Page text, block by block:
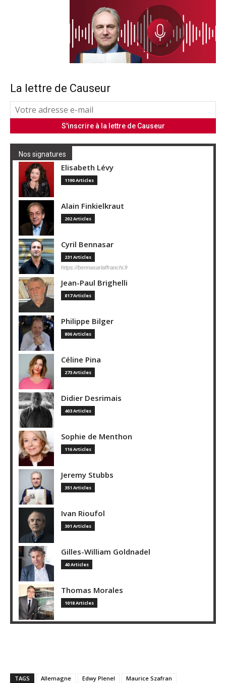
La lettre de Causeur
Nos signatures
Elisabeth Lévy
1190 Articles
Alain Finkielkraut
202 Articles
Cyril Bennasar
231 Articles
https://bennasarlaffranchi.fr
Jean-Paul Brighelli
817 Articles
Philippe Bilger
806 Articles
Céline Pina
273 Articles
Didier Desrimais
403 Articles
Sophie de Menthon
116 Articles
Jeremy Stubbs
351 Articles
Ivan Rioufol
301 Articles
Gilles-William Goldnadel
40 Articles
Thomas Morales
1018 Articles
TAGS Allemagne Edwy Plenel
Maurice Szafran